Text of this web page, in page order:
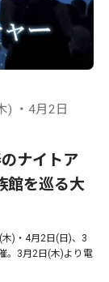
) ・4月2日
ナイトア
館を巡る大
)・4月2日(日)、3
。3月2日(木)より電